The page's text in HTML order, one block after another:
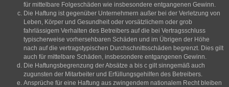
für mittelbare Folgeschäden wie insbesondere entgangenen Gewinn.
Die Haftung ist gegenüber Unternehmern außer bei der Verletzung von
Leben, Körper und Gesundheit oder vorsätzlichem oder grob
fahrlässigem Verhalten des Betreibers auf die bei Vertragsschluss
typischerweise vorhersehbaren Schäden und im Übrigen der Höhe
nach auf die vertragstypischen Durchschnittsschäden begrenzt. Dies gilt
auch für mittelbare Schäden, insbesondere entgangenen Gewinn.
Die Haftungsbegrenzung der Absätze a bis c gilt sinngemäß auch
zugunsten der Mitarbeiter und Erfüllungsgehilfen des Betreibers.
Ansprüche für eine Haftung aus zwingendem nationalem Recht bleiben